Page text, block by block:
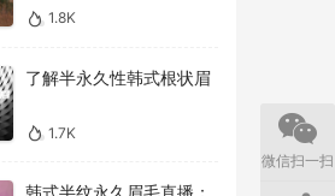
1.8K
了解半永久性韩式根状眉
1.7K
韩式半纹永久眉毛直播：
微信扫一扫